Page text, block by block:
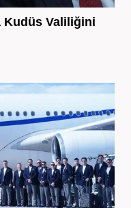
Kudüs Valiliğini